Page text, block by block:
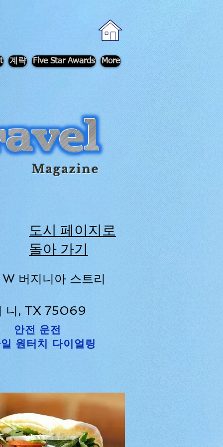
계략 Five Star Awards More
Magazine
안전 운전
원터치 다이얼링
도시 페이지로
돌아 가기
버지니아 스트리
니, TX 75069